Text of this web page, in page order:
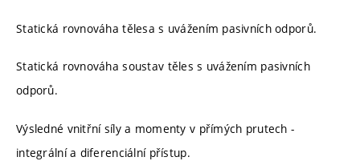
Statická rovnováha tělesa s uvážením pasivních odporů.
Statická rovnováha soustav těles s uvážením pasivních
odporů.
Výsledné vnitřní síly a momenty v přímých prutech -
integrální a diferenciální přístup.